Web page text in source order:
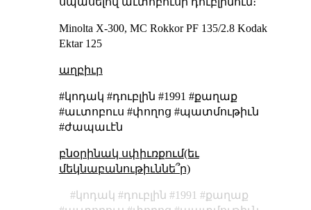
Minolta X-300, MC Rokkor PF 135/2.8 Kodak
Ektar 125
աղբիւր
#կոդակ #դուբլին #1991 #քաղաք
#աւտոբուս #փողոց #պատմութիւն
#ժապաւէն
բնօրինակ սփիւռքում(եւ
մեկնաբանութիւննե՞ր)
կոդակ դուբլին 1991
քաղաք